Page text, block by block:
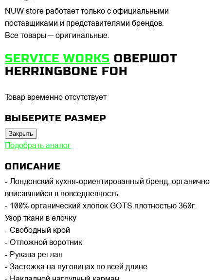
NUW store работает только с официальными
поставщиками и представителями брендов.
Все товары — оригинальные.
SERVICE WORKS ОВЕРШОТ
HERRINGBONE FOH
Товар временно отсутствует
ВЫБЕРИТЕ РАЗМЕР
Закрыть
Подобрать аналог
ОПИСАНИЕ
- Лондонский кухня-ориентированный бренд, органично
вписавшийся в повседневность
- 100% органический хлопок GOTS плотностью 360г.
Узор ткани в елочку
- Свободный крой
- Отложной воротник
- Рукава реглан
- Застежка на пуговицах по всей длине